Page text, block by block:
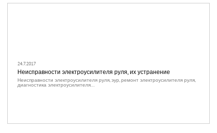
24.7.2017
Неисправности электроусилителя руля, их устранение
Неисправности электроусилителя руля, эур, ремонт электроусилителя руля,
диагностика электроусилителя...